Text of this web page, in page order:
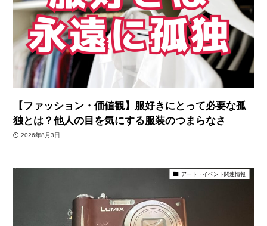
【ファッション・価値観】服好きにとって必要な孤
独とは？他人の目を気にする服装のつまらなさ
2026年8月3日
アート・イベント関連情報